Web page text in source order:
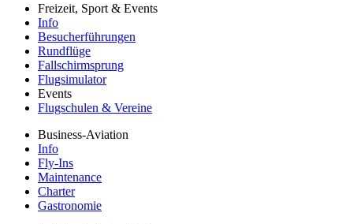
Freizeit, Sport & Events
Info
Besucherführungen
Rundflüge
Fallschirmsprung
Flugsimulator
Events
Flugschulen & Vereine
Business-Aviation
Info
Fly-Ins
Maintenance
Charter
Gastronomie